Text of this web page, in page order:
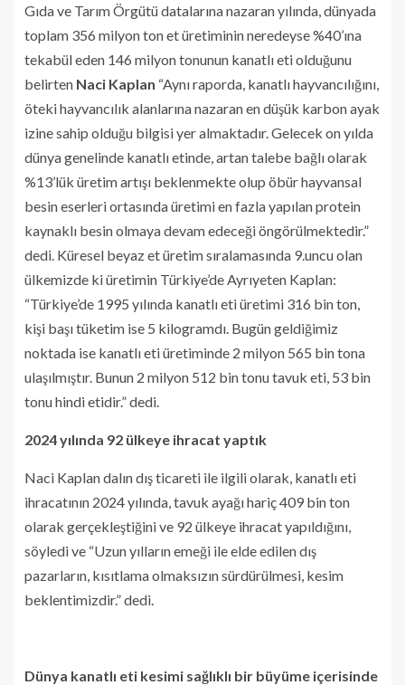
Gıda ve Tarım Örgütü datalarına nazaran yılında, dünyada
toplam 356 milyon ton et üretiminin neredeyse %40’ına
tekabül eden 146 milyon tonunun kanatlı eti olduğunu
belirten Naci Kaplan “Aynı raporda, kanatlı hayvancılığını,
öteki hayvancılık alanlarına nazaran en düşük karbon ayak
izine sahip olduğu bilgisi yer almaktadır. Gelecek on yılda
dünya genelinde kanatlı etinde, artan talebe bağlı olarak
%13’lük üretim artışı beklenmekte olup öbür hayvansal
besin eserleri ortasında üretimi en fazla yapılan protein
kaynaklı besin olmaya devam edeceği öngörülmektedir.”
dedi. Küresel beyaz et üretim sıralamasında 9.uncu olan
ülkemizde ki üretimin Türkiye’de Ayrıyeten Kaplan:
“Türkiye’de 1995 yılında kanatlı eti üretimi 316 bin ton,
kişi başı tüketim ise 5 kilogramdı. Bugün geldiğimiz
noktada ise kanatlı eti üretiminde 2 milyon 565 bin tona
ulaşılmıştır. Bunun 2 milyon 512 bin tonu tavuk eti, 53 bin
tonu hindi etidir.” dedi.
2024 yılında 92 ülkeye ihracat yaptık
Naci Kaplan dalın dış ticareti ile ilgili olarak, kanatlı eti
ihracatının 2024 yılında, tavuk ayağı hariç 409 bin ton
olarak gerçekleştiğini ve 92 ülkeye ihracat yapıldığını,
söyledi ve “Uzun yılların emeği ile elde edilen dış
pazarların, kısıtlama olmaksızın sürdürülmesi, kesim
beklentimizdir.” dedi.
Dünya kanatlı eti kesimi sağlıklı bir büyüme içerisinde